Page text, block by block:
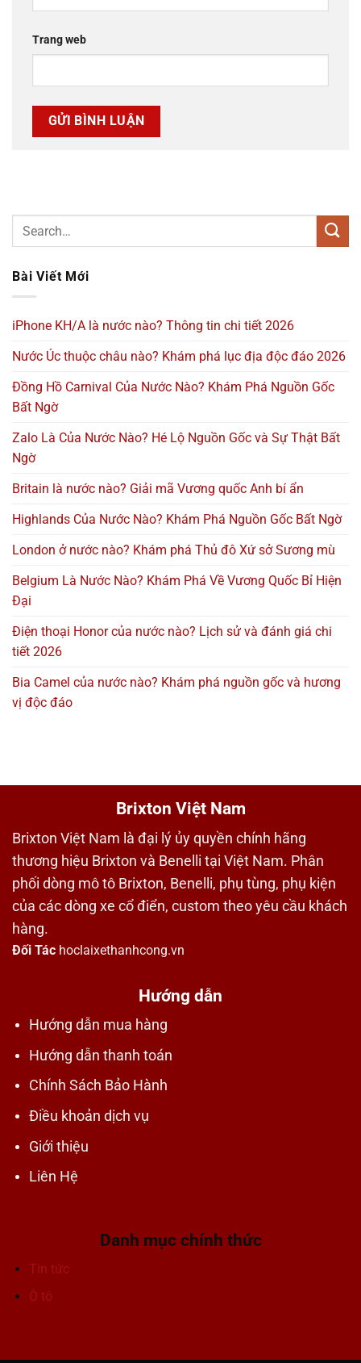
Trang web
Bài Viết Mới
iPhone KH/A là nước nào? Thông tin chi tiết 2026
Nước Úc thuộc châu nào? Khám phá lục địa độc đáo 2026
Đồng Hồ Carnival Của Nước Nào? Khám Phá Nguồn Gốc
Bất Ngờ
Zalo Là Của Nước Nào? Hé Lộ Nguồn Gốc và Sự Thật Bất
Ngờ
Britain là nước nào? Giải mã Vương quốc Anh bí ẩn
Highlands Của Nước Nào? Khám Phá Nguồn Gốc Bất Ngờ
London ở nước nào? Khám phá Thủ đô Xứ sở Sương mù
Belgium Là Nước Nào? Khám Phá Về Vương Quốc Bỉ Hiện
Đại
Điện thoại Honor của nước nào? Lịch sử và đánh giá chi
tiết 2026
Bia Camel của nước nào? Khám phá nguồn gốc và hương
vị độc đáo
Brixton Việt Nam
Brixton Việt Nam là đại lý ủy quyền chính hãng
thương hiệu Brixton và Benelli tại Việt Nam. Phân
phối dòng mô tô Brixton, Benelli, phụ tùng, phụ kiện
của các dòng xe cổ điển, custom theo yêu cầu khách
hàng.
Đối Tác hoclaixethanhcong.vn
Hướng dẫn
Hướng dẫn mua hàng
Hướng dẫn thanh toán
Chính Sách Bảo Hành
Điều khoản dịch vụ
Giới thiệu
Liên Hệ
Danh mục chính thức
Tin tức
Ô tô